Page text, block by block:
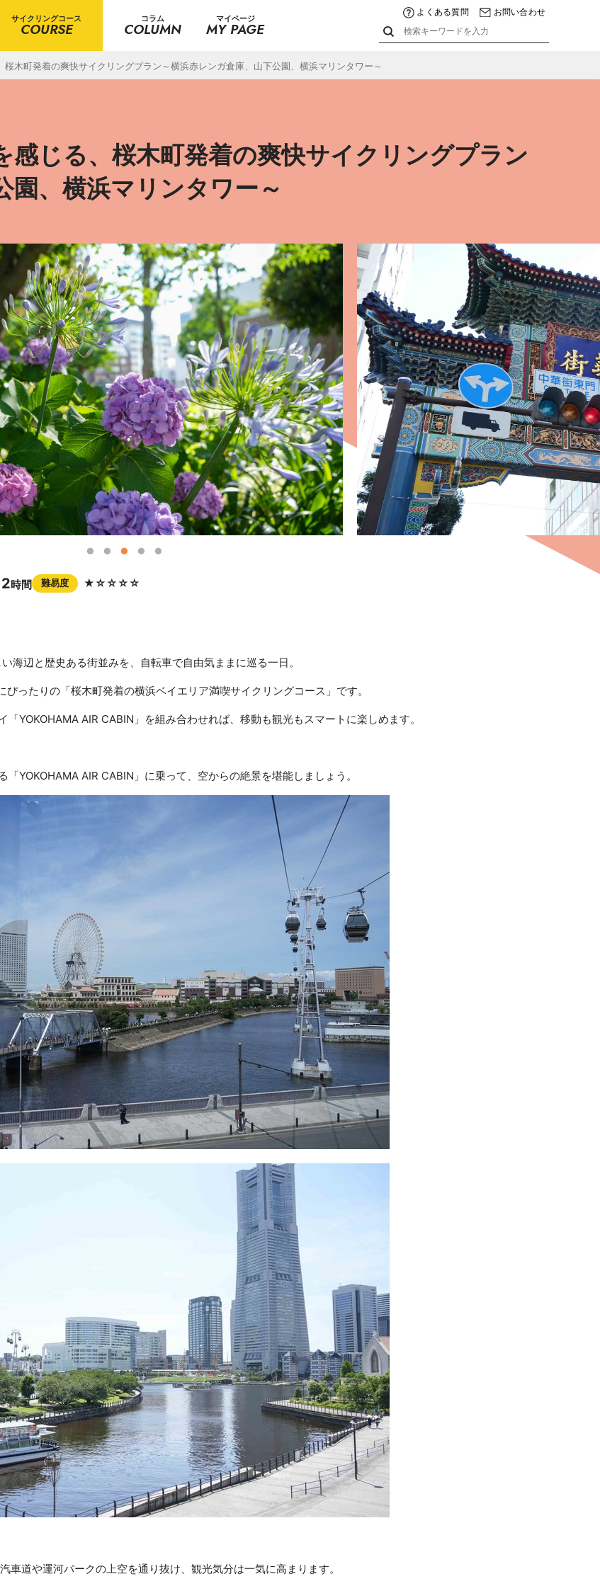
サイクリングコース
COURSE
コラム
COLUMN
マイページ
MY PAGE
よくある質問 お問い合わせ
桜木町発着の爽快サイクリングプラン～横浜赤レンガ倉庫、山下公園、横浜マリンタワー～
感じる、桜木町発着の爽快サイクリングプラン
園、横浜マリンタワー～
2時間 難易度 ★☆☆☆☆
海辺と歴史ある街並みを、自転車で自由気ままに巡る一日。
ぴったりの「桜木町発着の横浜ベイエリア満喫サイクリングコース」です。
YOKOHAMA AIR CABIN」を組み合わせれば、移動も観光もスマートに楽しめます。
「YOKOHAMA AIR CABIN」に乗って、空からの絶景を堪能しましょう。
車道や運河パークの上空を通り抜け、観光気分は一気に高まります。